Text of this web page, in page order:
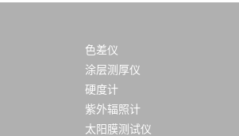
色差仪
涂层测厚仪
硬度计
紫外辐照计
太阳膜测试仪